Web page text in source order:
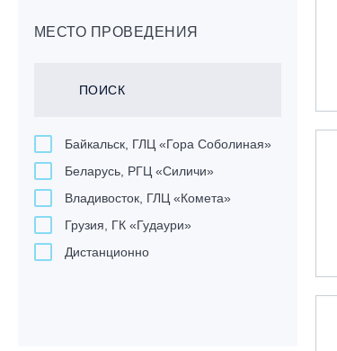
МЕСТО ПРОВЕДЕНИЯ
Байкальск, ГЛЦ «Гора Соболиная»
Беларусь, РГЦ «Силичи»
Владивосток, ГЛЦ «Комета»
Грузия, ГК «Гудаури»
Дистанционно